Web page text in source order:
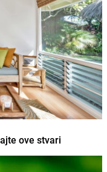
ove stvari